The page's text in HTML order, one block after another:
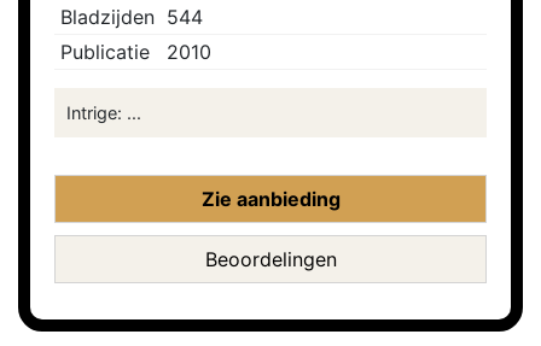
Bladzijden 544
Publicatie
2010
Intrige: ...
Zie aanbieding
Beoordelingen